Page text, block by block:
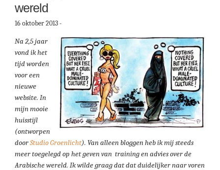
wereld
16 oktober 2013-
Na 2,5 jaar
vond ik het
tijd worden
voor een
nieuwe
website. In
mijn mooie
huisstijl
(ontworpen
doorStudio Groenlicht). Van alleen bloggen heb ik mij steeds
meer toegelegd op het geven van training en advies over de
Arabische wereld. Ik wilde graag dat dat duidelijker naar voren